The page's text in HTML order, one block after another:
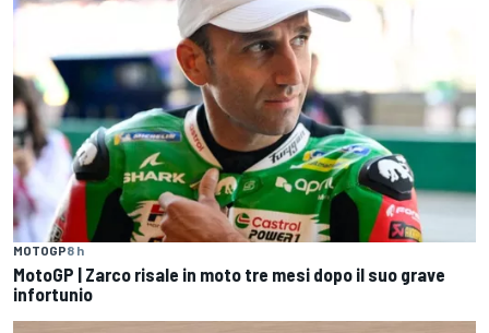
MOTOGP8 h
MotoGP | Zarco risale in moto tre mesi dopo il suo grave
infortunio